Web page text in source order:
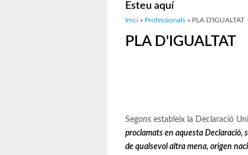
Esteu aquí
Inici » Professionals » PLA D'IGUALTAT
PLA D'IGUALTAT
Segons estableix la Declaració
proclamats en aquesta Declaració,
de qualsevol altra mena, origen